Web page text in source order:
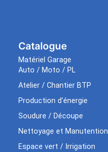
Catalogue
Matériel Garage
Auto / Moto / PL
Atelier / Chantier BTP
Production d’énergie
Soudure / Découpe
Nettoyage et Manutention
Espace vert / Irrigation